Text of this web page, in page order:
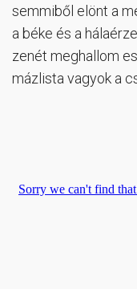
semmiből elönt a
a béke és a
zenét meghallom
mázlista vagyok a